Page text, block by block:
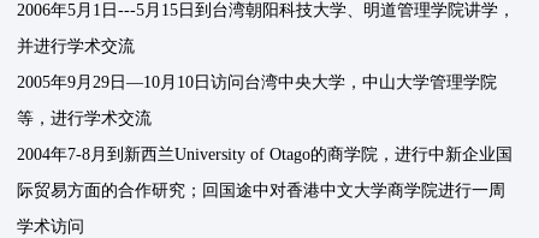
2006年5月1日---5月15日到台湾朝阳科技大学、明道管理学院讲学，
并进行学术交流
2005年9月29日—10月10日访问台湾中央大学，中山大学管理学院
等，进行学术交流
2004年7-8月到新西兰University of Otago的商学院，进行中新企业国
际贸易方面的合作研究；回国途中对香港中文大学商学院进行一周
学术访问